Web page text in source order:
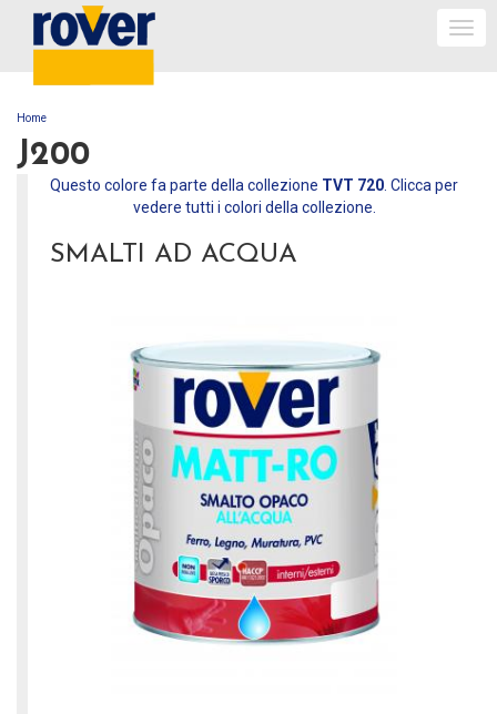
TU SEI QUI
Home
J200
Questo colore fa parte della collezione TVT 720 . Clicca per
vedere tutti i colori della collezione.
SMALTI AD ACQUA